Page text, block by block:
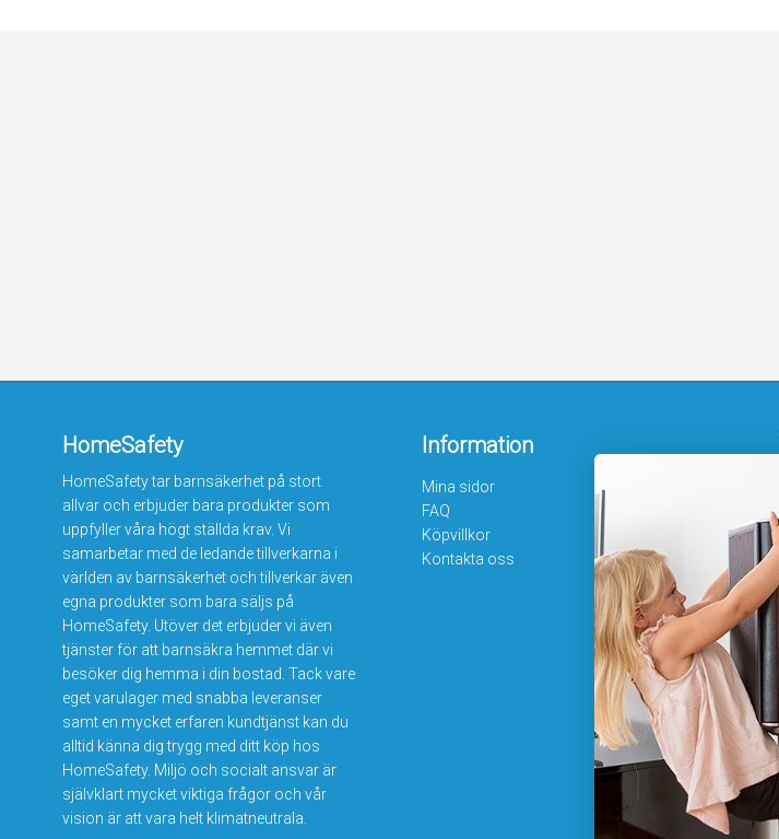
HomeSafety
HomeSafety tar barnsäkerhet på stort
allvar och erbjuder bara produkter som
uppfyller våra högt ställda krav. Vi
samarbetar med de ledande tillverkarna i
världen av barnsäkerhet och tillverkar även
egna produkter som bara säljs på
HomeSafety. Utöver det erbjuder vi även
tjänster för att barnsäkra hemmet där vi
besöker dig hemma i din bostad. Tack vare
eget varulager med snabba leveranser
samt en mycket erfaren kundtjänst kan du
alltid känna dig trygg med ditt köp hos
HomeSafety. Miljö och socialt ansvar är
självklart mycket viktiga frågor och vår
vision är att vara helt klimatneutrala.
Information
Mina sidor
FAQ
Köpvillkor
Kontakta oss